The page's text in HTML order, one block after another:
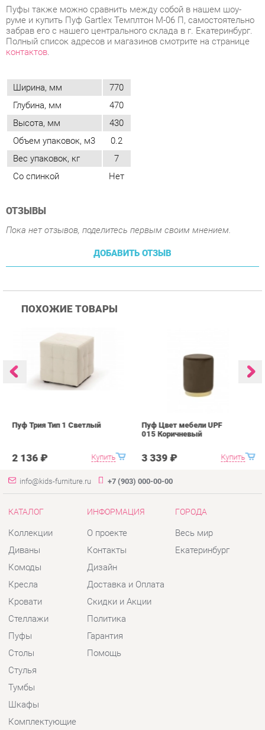
Ширина, мм 770
Глубина, мм
470
Объем упаковок, м3
0.2
Вес упаковок, кг
7
Со спинкой
Нет
ОТЗЫВЫ
Пока нет отзывов, поделитесь первым своим мнением.
Купить
2 136 ₽
Пуф Цвет мебели UPF
015 Коричневый
Коллекции
Комоды
Стеллажи
Пуфы
Столы
Стулья
Тумбы
Шкафы
Комплектующие
О проекте
Политика
Гарантия
Помощь
ГОРОДА
Весь мир
КОНТАКТЫ
Шоурум и склад самовывоза
Адрес: г. Екатеринбург, пер.
Базовый, 47